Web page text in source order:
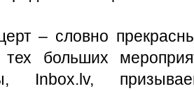
– словно
больших
Inbox.lv,